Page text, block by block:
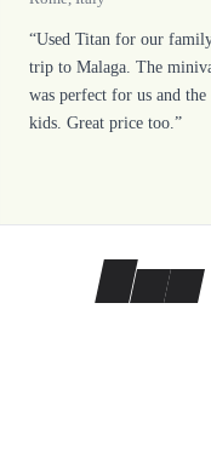
“Used Titan for our
trip to Malaga. The
was perfect for us and the
kids. Great price too.”